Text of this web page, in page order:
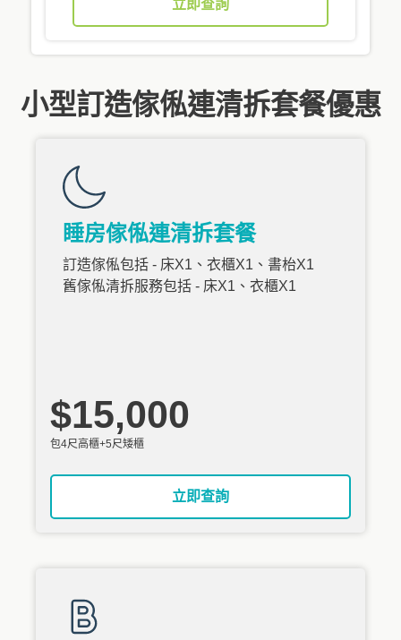
立即查詢
小型訂造傢俬連清拆套餐優惠
睡房傢俬連清拆套餐
訂造傢俬包括 - 床X1、衣櫃X1、書枱X1
舊傢俬清拆服務包括 - 床X1、衣櫃X1
$15,000
包4尺高櫃+5尺矮櫃
立即查詢